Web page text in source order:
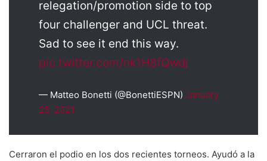
relegation/promotion side to top
four challenger and UCL threat.
Sad to see it end this way.
pic.twitter.com/nk1H8fQwdj
— Matteo Bonetti (@BonettiESPN) January
25, 2021
Cerraron el podio en los dos recientes torneos. Ayudó a la